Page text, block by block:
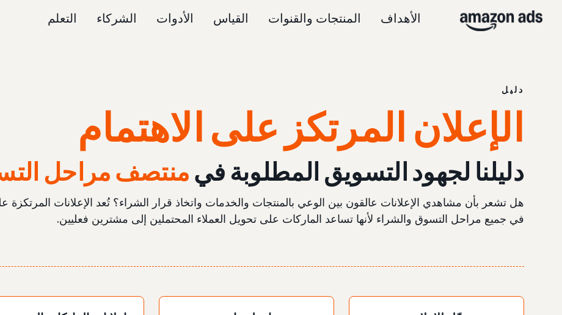
الأهداف المنتجات والقنوات القياس الأدوات الشركاء التعلم
دليل
الإعلان المرتكز على الاهتمام
دليلنا لجهود التسويق المطلوبة في منتصف مراحل
هل تشعر بأن مشاهدي الإعلانات عالقون بين الوعي بالمنتجات والخدمات واتخاذ قرار الشراء؟ تُعد الإعلانات المرتكزة
في جميع مراحل التسوق والشراء لأنها تساعد الماركات على تحويل العملاء المحتملين إلى مشترين فعليين.